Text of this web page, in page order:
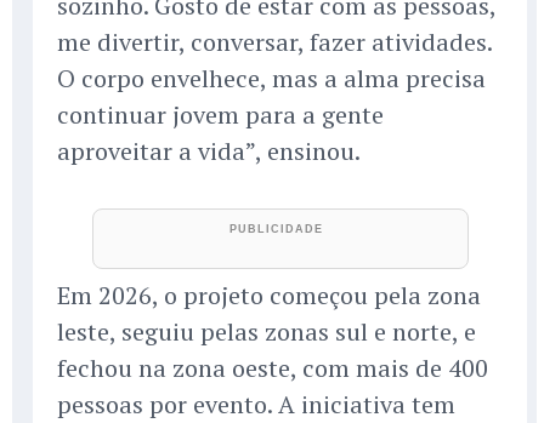
me divertir, conversar, fazer atividades.
O corpo envelhece, mas a alma precisa
continuar jovem para a gente
aproveitar a vida”, ensinou.
Em 2026, o projeto começou pela zona
leste, seguiu pelas zonas sul e norte, e
fechou na zona oeste, com mais de 400
pessoas por evento. A iniciativa tem